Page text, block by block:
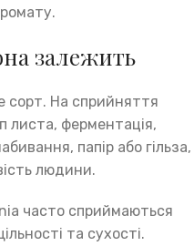
залежить
сорт. На сприйняття
листа, ферментація,
папір або гільза,
людини.
часто сприймаються
та сухості.